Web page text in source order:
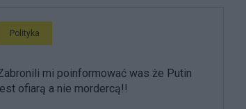
Polityka
mi poinformować was że Putin
ofiarą a nie mordercą!!